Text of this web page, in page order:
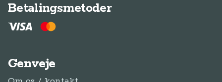
Betalingsmetoder
Genveje